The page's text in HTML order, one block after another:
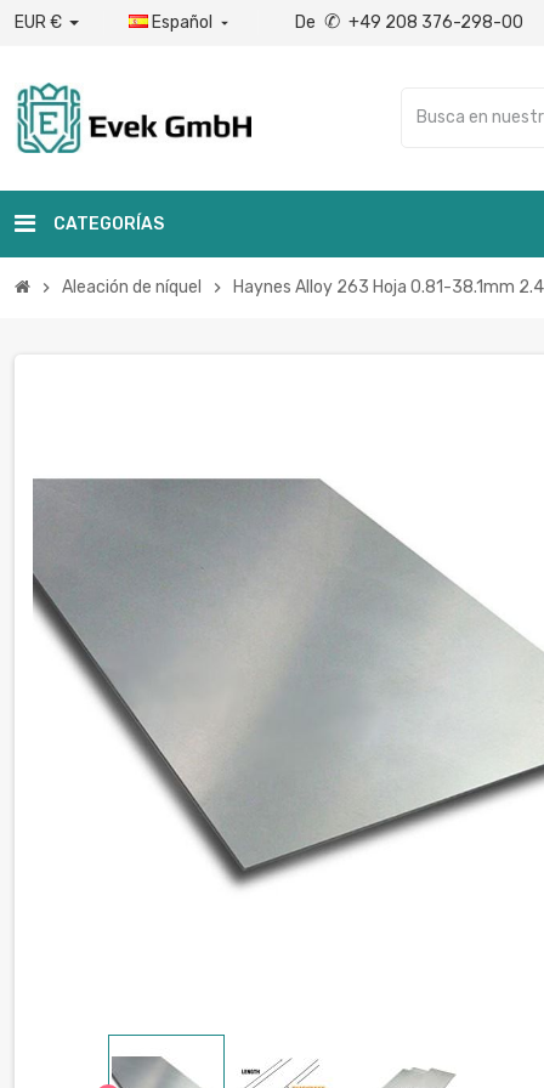
EUR € Español  De ✆ +49 208 376-298-00
CATEGORÍAS
chevron_right Aleación de níquel chevron_right Haynes Alloy 263 Hoja 0.81-38.1mm